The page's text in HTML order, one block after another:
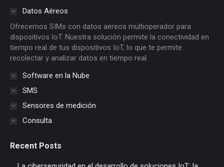
new
window
in
window
in
new
window
in
window
new
windowwindow
Datos Aéreos
Ofrecemos SIMs con datos aéreos multioperador para
dispositivos IoT. Nuestra solución permite la conectividad en
tiempo real de tus dispositivos IoT, lo que te permite
recolectar y analizar datos en tiempo real.
Software en la Nube
SMS
Sensores de medición
Consulta
Recent Posts